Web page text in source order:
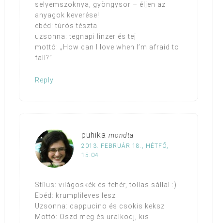
selyemszoknya, gyöngysor – éljen az
anyagok keverése!
ebéd: túrós tészta
uzsonna: tegnapi linzer és tej
mottó: „How can I love when I’m afraid to
fall?”
Reply
puhika mondta
2013. FEBRUÁR 18., HÉTFŐ,
15:04
Stílus: világoskék és fehér, tollas sállal :)
Ebéd: krumplileves lesz
Uzsonna: cappucino és csokis keksz
Mottó: Oszd meg és uralkodj, kis